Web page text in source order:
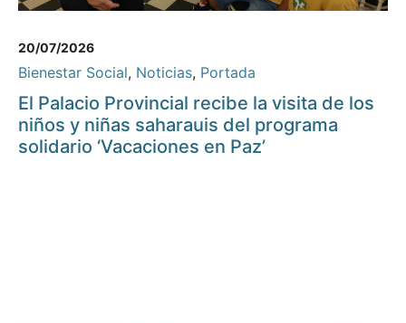
20/07/2026
Bienestar Social, Noticias, Portada
El Palacio Provincial recibe la visita de los
niños y niñas saharauis del programa
solidario ‘Vacaciones en Paz’